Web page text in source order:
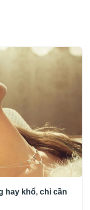
hay khổ, chỉ cần